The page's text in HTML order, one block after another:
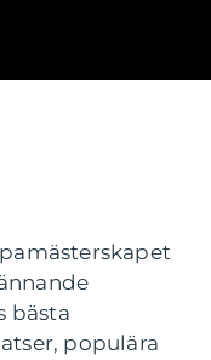
bästa
populära